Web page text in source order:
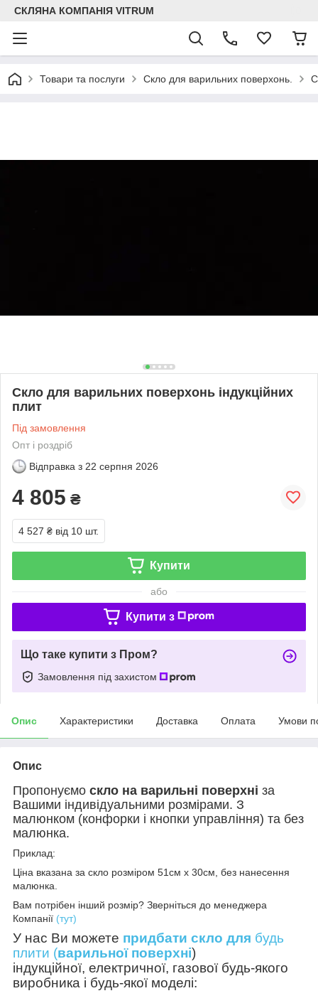
СКЛЯНА КОМПАНІЯ VITRUM
Товари та послуги Скло для варильних поверхонь.
Скло для варильних поверхонь індукційних
плит
Під замовлення
Опт і роздріб
Відправка з 22 серпня 2026
4 805 ₴
4 527 ₴ від 10 шт.
Купити
або
Купити з
Що таке купити з Пром?
Замовлення під захистом
Опис Характеристики Доставка Оплата Умови
Опис
Пропонуємо скло на варильні поверхні за
Вашими індивідуальними розмірами. З
малюнком (конфорки і кнопки управління) та без
малюнка.
Приклад:
Ціна вказана за скло розміром 51см х 30см, без нанесення
малюнка.
Вам потрібен інший розмір? Зверніться до менеджера
Компанії (тут)
У нас Ви можете придбати скло для будь
плити (варильної поверхні)
індукційної, електричної, газової будь-якого
виробника і будь-якої моделі: